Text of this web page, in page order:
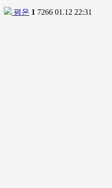
평온 1 7266 01.12 22:31